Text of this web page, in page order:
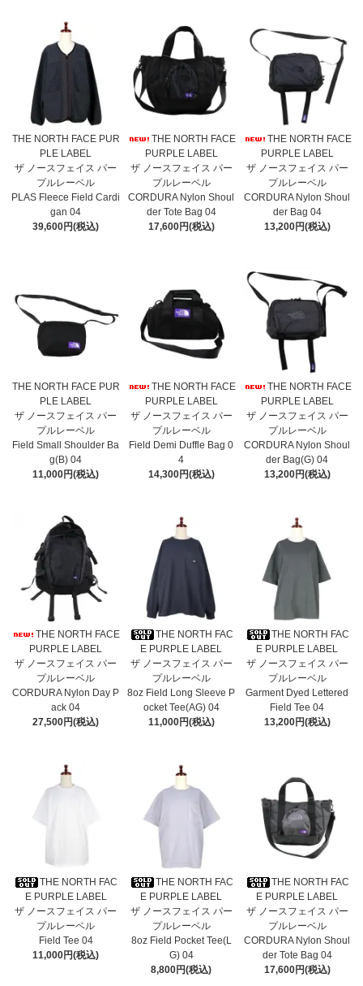
THE NORTH FACE PUR
PLE LABEL
ザ ノースフェイス パー
プルレーベル
PLAS Fleece Field Cardi
gan 04
39,600円(税込)
THE NORTH FACE
PURPLE LABEL
ザ ノースフェイス パー
プルレーベル
CORDURA Nylon Shoul
der Tote Bag 04
17,600円(税込)
THE NORTH FACE
PURPLE LABEL
ザ ノースフェイス パー
プルレーベル
CORDURA Nylon Shoul
der Bag 04
13,200円(税込)
THE NORTH FACE PUR
PLE LABEL
ザ ノースフェイス パー
プルレーベル
Field Small Shoulder Ba
g(B) 04
11,000円(税込)
THE NORTH FACE
PURPLE LABEL
ザ ノースフェイス パー
プルレーベル
Field Demi Duffle Bag 0
4
14,300円(税込)
THE NORTH FACE
PURPLE LABEL
ザ ノースフェイス パー
プルレーベル
CORDURA Nylon Shoul
der Bag(G) 04
13,200円(税込)
THE NORTH FACE
PURPLE LABEL
ザ ノースフェイス パー
プルレーベル
CORDURA Nylon Day P
ack 04
27,500円(税込)
THE NORTH FAC
E PURPLE LABEL
ザ ノースフェイス パー
プルレーベル
8oz Field Long Sleeve P
ocket Tee(AG) 04
11,000円(税込)
THE NORTH FAC
E PURPLE LABEL
ザ ノースフェイス パー
プルレーベル
Garment Dyed Lettered
Field Tee 04
13,200円(税込)
THE NORTH FAC
E PURPLE LABEL
ザ ノースフェイス パー
プルレーベル
Field Tee 04
11,000円(税込)
THE NORTH FAC
E PURPLE LABEL
ザ ノースフェイス パー
プルレーベル
8oz Field Pocket Tee(L
G) 04
8,800円(税込)
THE NORTH FAC
E PURPLE LABEL
ザ ノースフェイス パー
プルレーベル
CORDURA Nylon Shoul
der Tote Bag 04
17,600円(税込)